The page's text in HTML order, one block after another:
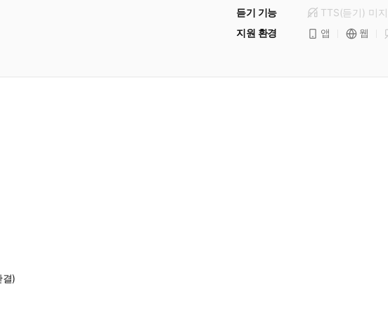
듣기 기능 TTS(듣기) 미
지원 환경
앱 웹